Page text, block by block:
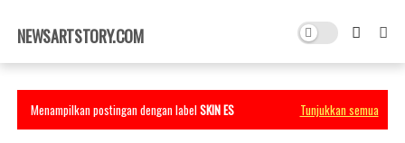
×
NEWSARTSTORY.COM
Menampilkan postingan dengan labelSKIN ES Tunjukkan semua